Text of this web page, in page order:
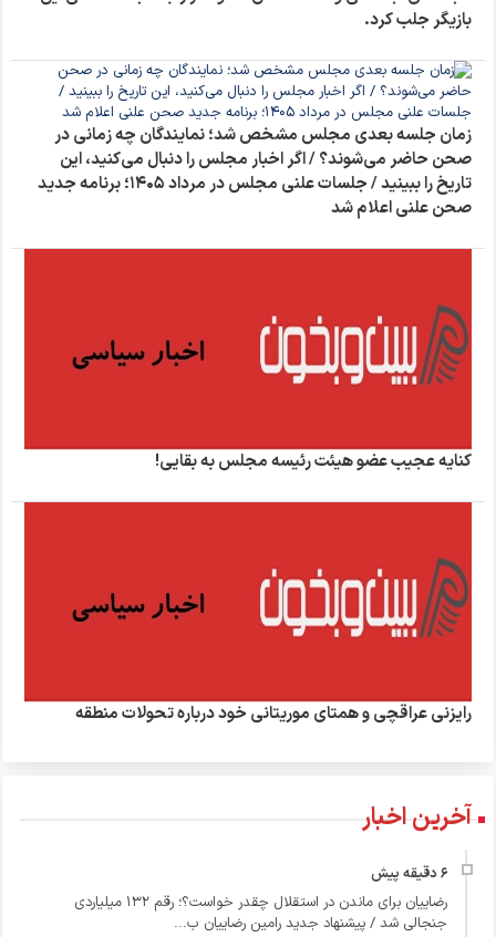
بازیگر جلب کرد.
زمان جلسه بعدی مجلس مشخص شد؛ نمایندگان چه زمانی در
صحن حاضر می‌شوند؟ / اگر اخبار مجلس را دنبال می‌کنید، این
تاریخ را ببینید / جلسات علنی مجلس در مرداد ۱۴۰۵؛ برنامه جدید
صحن علنی اعلام شد
کنایه عجیب عضو هیئت رئیسه مجلس به بقایی!
رایزنی عراقچی و همتای موریتانی خود درباره تحولات منطقه
آخرین اخبار
رضاییان برای ماندن در استقلال چقدر خواست؟؛ رقم ۱۳۲ میلیاردی
جنجالی شد / پیشنهاد جدید رامین رضاییان ب...